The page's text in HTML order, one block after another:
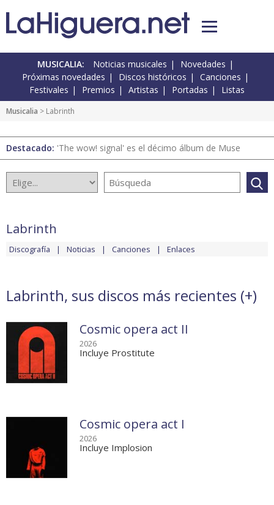
MUSICALIA: Noticias musicales
Novedades
Próximas novedades
Discos históricos
Canciones
Festivales
Premios Artistas Portadas Listas
Musicalia > Labrinth
Destacado: 'The wow! signal' es el décimo álbum de Muse
Labrinth
Discografía Noticias Canciones Enlaces
Labrinth, sus discos más recientes (+)
Cosmic opera act II
2026
Incluye Prostitute
Cosmic opera act I
2026
Incluye Implosion